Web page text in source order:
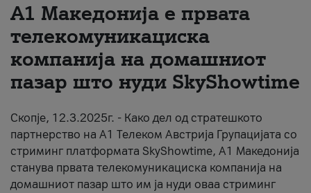
#ПодобарОнлајн
А1 Македонија е првата
телекомуникациска
компанија на домашниот
пазар што нуди SkyShowtime
Скопје, 12.3.2025г. - Како дел од стратешкото
партнерство на А1 Телеком Австрија Групацијата со
стриминг платформата SkyShowtime, А1 Македонија
станува првата телекомуникациска компанија на
домашниот пазар што им ја нуди оваа стриминг